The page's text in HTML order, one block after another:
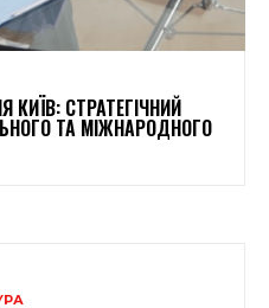
СТРАТЕГІЧНИЙ
ТА МІЖНАРОДНОГО